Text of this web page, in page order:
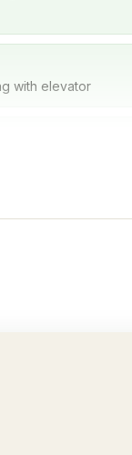
with elevator
bedrooms